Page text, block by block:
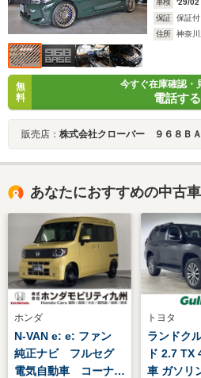
車検
'29/02
保証
保証付
住所
神奈
無
料
今すぐ在庫確認・
電話する
販売店： 株式会社クローバー ９６８Ｂ
あなたにおすすめの中古車
ホンダ
N-VAN e: e: ファン
純正ナビ フルセグ
電気自動車 コーナー
トヨタ
ランドク
ド 2.7 TX
車 ガソリ